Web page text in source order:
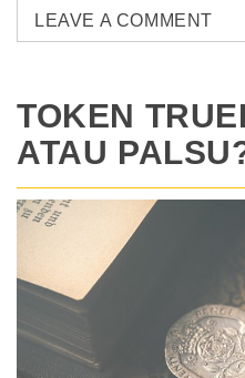
LEAVE A COMMENT
TOKEN
ATAU